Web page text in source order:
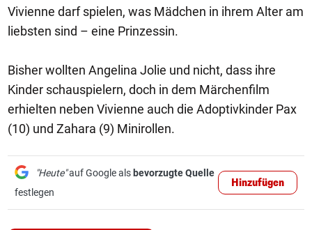
Vivienne darf spielen, was Mädchen in ihrem Alter am
liebsten sind – eine Prinzessin.
Bisher wollten Angelina Jolie und nicht, dass ihre
Kinder schauspielern, doch in dem Märchenfilm
erhielten neben Vivienne auch die Adoptivkinder Pax
(10) und Zahara (9) Minirollen.
"Heute"auf Google als bevorzugte Quelle
festlegen
Hinzufügen